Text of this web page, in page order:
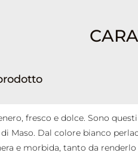
fresco e dolce. Sono
Maso. Dal colore bianco
e morbida, tanto da